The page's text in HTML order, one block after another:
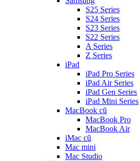
S25 Series
S24 Series
S23 Series
S22 Series
A Series
Z Series
iPad
iPad Pro Series
iPad Air Series
iPad Gen Series
iPad Mini Series
MacBook cũ
MacBook Pro
MacBook Air
iMac cũ
Mac mini
Mac Studio